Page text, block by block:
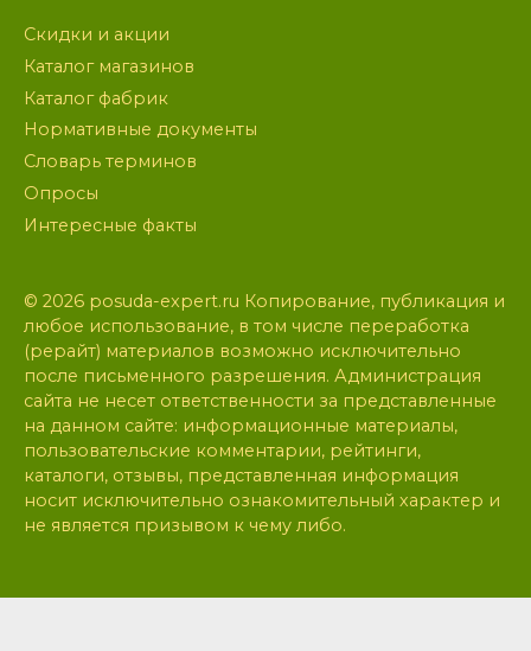
Скидки и акции
Каталог магазинов
Каталог фабрик
Нормативные документы
Словарь терминов
Опросы
Интересные факты
© 2026 posuda-expert.ru Копирование, публикация и
любое использование, в том числе переработка
(рерайт) материалов возможно исключительно
после письменного разрешения. Администрация
сайта не несет ответственности за представленные
на данном сайте: информационные материалы,
пользовательские комментарии, рейтинги,
каталоги, отзывы, представленная информация
носит исключительно ознакомительный характер и
не является призывом к чему либо.